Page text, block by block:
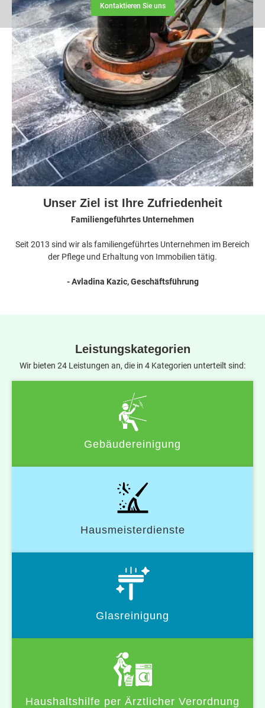
Kontaktieren Sie uns
Unser Ziel ist Ihre Zufriedenheit
Familiengeführtes Unternehmen
‍Seit 2013 sind wir als familiengeführtes Unternehmen im Bereich
der Pflege und Erhaltung von Immobilien tätig.
- Avladina Kazic, Geschäftsführung
Leistungskategorien
Wir bieten 24 Leistungen an, die in 4 Kategorien unterteilt sind:
Gebäudereinigung
Hausmeisterdienste
Glasreinigung
Haushaltshilfe per Ärztlicher Verordnung